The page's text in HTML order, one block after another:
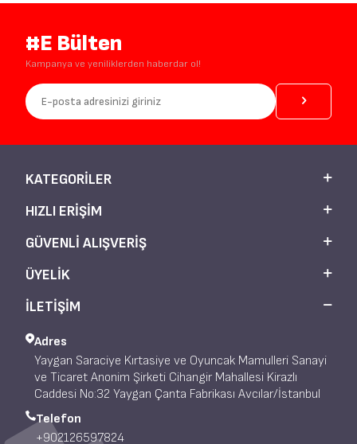
#E Bülten
Kampanya ve yeniliklerden haberdar ol!
KATEGORILER
HIZLI ERIŞIM
GÜVENLI ALIŞVERIŞ
ÜYELIK
İLETİŞİM
Adres
Yaygan Saraciye Kırtasiye ve Oyuncak Mamulleri Sanayi
ve Ticaret Anonim Şirketi Cihangir Mahallesi Kirazlı
Caddesi No:32 Yaygan Çanta Fabrikası Avcılar/İstanbul
Telefon
+902126597824